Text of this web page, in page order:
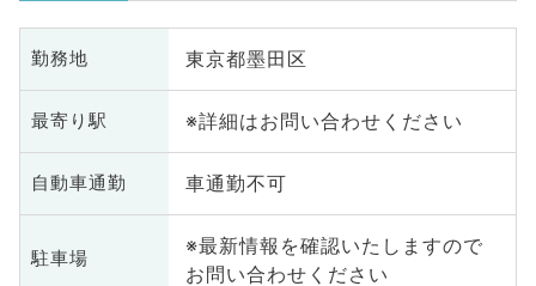
勤務地 東京都墨田区
最寄り駅 ※詳細はお問い合わせください
自動車通勤 車通勤不可
駐車場
※最新情報を確認いたしますので
お問い合わせください